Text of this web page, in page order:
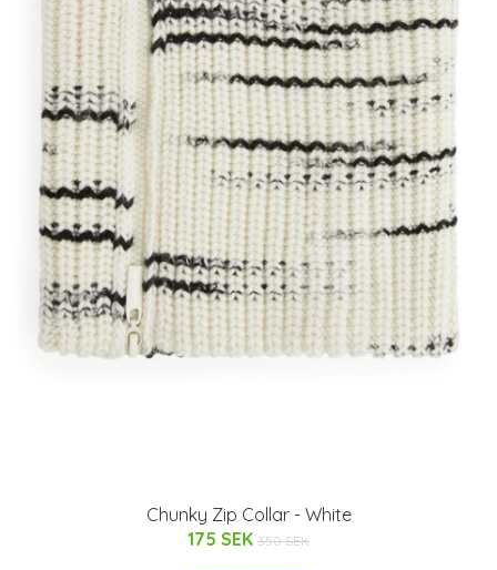
Chunky Zip Collar - White
175 SEK 350 SEK